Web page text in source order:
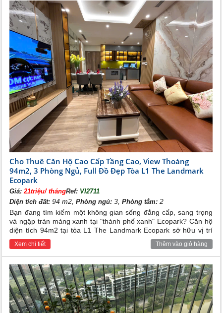
Cho Thuê Căn Hộ Cao Cấp Tầng Cao, View Thoáng
94m2, 3 Phòng Ngủ, Full Đồ Đẹp Tòa L1 The Landmark
Ecopark
Giá:21triệu/ thángRef: VI2711
Diện tích đất: 94 m2,Phòng ngủ: 3,Phòng tắm: 2
Bạn đang tìm kiếm một không gian sống đẳng cấp, sang trọng
và ngập tràn mảng xanh tại "thành phố xanh" Ecopark? Căn hộ
diện tích 94m2 tại tòa L1 The Landmark Ecopark sở hữu vị trí
tầng cao view thoáng đãng cùng hệ thống full đồ nội thất đẹp
lung linh chính là lựa chọn hoàn hảo dành cho gia đình bạn.
Xem chi tiết Thêm vào giỏ hàng